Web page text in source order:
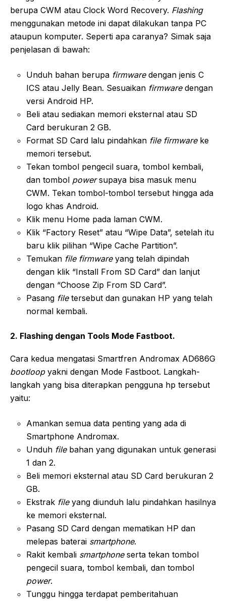
berupa CWM atau Clock Word Recovery. Flashing
menggunakan metode ini dapat dilakukan tanpa PC
ataupun komputer. Seperti apa caranya? Simak saja
penjelasan di bawah:
Unduh bahan berupa firmwaredengan jenis C
ICS atau Jelly Bean. Sesuaikan firmwaredengan
versi Android HP.
Beli atau sediakan memori eksternal atau SD
Card berukuran 2 GB.
Format SD Card lalu pindahkan file firmwareke
memori tersebut.
Tekan tombol pengecil suara, tombol kembali,
dan tombol powersupaya bisa masuk menu
CWM. Tekan tombol-tombol tersebut hingga ada
logo khas Android.
Klik menu Home pada laman CWM.
Klik “Factory Reset” atau “Wipe Data”, setelah itu
baru klik pilihan “Wipe Cache Partition”.
Temukan file firmwareyang telah dipindah
dengan klik “Install From SD Card” dan lanjut
dengan “Choose Zip From SD Card”.
Pasang filetersebut dan gunakan HP yang telah
normal kembali.
2. Flashing dengan Tools Mode Fastboot.
Cara kedua mengatasi Smartfren Andromax AD686G
bootloopyakni dengan Mode Fastboot. Langkah-
langkah yang bisa diterapkan pengguna hp tersebut
yaitu:
Amankan semua data penting yang ada di
Smartphone Andromax.
Unduh filebahan yang digunakan untuk generasi
1 dan 2.
Beli memori eksternal atau SD Card berukuran 2
GB.
Ekstrak fileyang diunduh lalu pindahkan hasilnya
ke memori eksternal.
Pasang SD Card dengan mematikan HP dan
melepas baterai smartphone.
Rakit kembali smartphoneserta tekan tombol
pengecil suara, tombol kembali, dan tombol
power.
Tunggu hingga terdapat pemberitahuan